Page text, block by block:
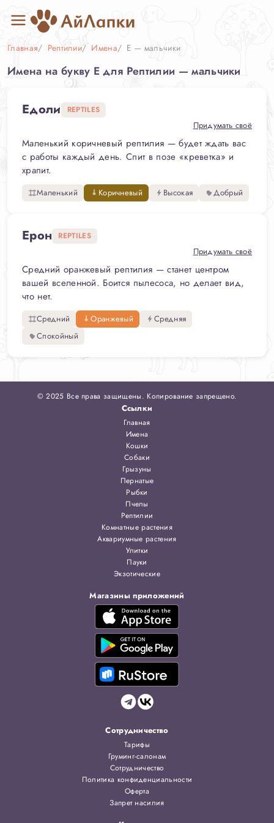
Главная Рептилии Имена Е — мальчики
Имена на букву Е для Рептилии — мальчики
Едоли REPTILES
Придумать своё
Маленький коричневый рептилия — будет ждать вас
с работы каждый день. Спит в позе «креветка» и
храпит.
Маленький Коричневый Высокая Добрый
Ерон REPTILES
Придумать своё
Средний оранжевый рептилия — станет центром
вашей вселенной. Боится пылесоса, но делает вид,
что нет.
Средний Оранжевый
Средняя
Спокойный
© 2025 Все права защищены. Копирование запрещено.
Ссылки
Главная
Имена
Кошки
Собаки
Грызуны
Пернатые
Рыбки
Пчелы
Рептилии
Комнатные растения
Аквариумные растения
Улитки
Пауки
Экзотические
Магазины приложений
Сотрудничество
Тарифы
Груминг-салонам
Сотрудничество
Политика конфиденциальности
Оферта
Запрет насилия